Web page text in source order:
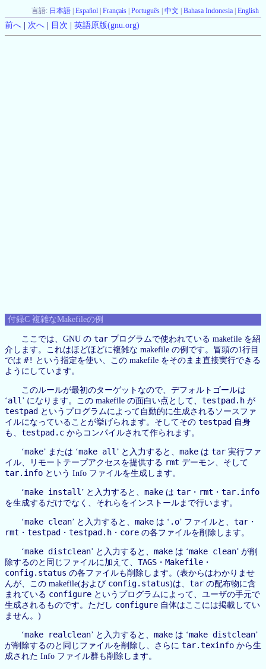
言語: 日本語 Español Français Português 中文 Bahasa Indonesia English
前へ 次へ 目次 英語原版(gnu.org)
付録C 複雑なMakefileの例
ここでは、GNU の tar プログラムで使われている makefile を紹
介します。これはほどほどに複雑な makefile の例です。冒頭の1行目
では #! という指定を使い、この makefile をそのまま直接実行できる
ようにしています。
このルールが最初のターゲットなので、デフォルトゴールは
‘all ’ になります。この makefile の面白い点として、 testpad.h が
testpad というプログラムによって自動的に生成されるソースファ
イルになっていることが挙げられます。そしてその testpad 自身
も、 testpad.c からコンパイルされて作られます。
‘make’ または ‘make all ’ と入力すると、 make は tar 実行ファ
イル、リモートテープアクセスを提供する rmt デーモン、そして
tar.info という Info ファイルを生成します。
‘make install ’ と入力すると、 make は tar ・ rmt ・ tar.info
を生成するだけでなく、それらをインストールまで行います。
‘make clean’ と入力すると、 make は ‘ .o’ ファイルと、 tar ・
rmt ・ testpad ・ testpad.h ・ core の各ファイルを削除します。
‘make distclean’ と入力すると、 make は ‘make clean’ が削
除するのと同じファイルに加えて、 TAGS ・ Makefile ・
config.status の各ファイルも削除します。(表からはわかりませ
んが、この makefile(および config.status)は、 tar の配布物に含
まれている configure というプログラムによって、ユーザの手元で
生成されるものです。ただし configure 自体はここには掲載してい
ません。)
‘make realclean’ と入力すると、 make は ‘make distclean’
が削除するのと同じファイルを削除し、さらに tar.texinfo から生
成された Info ファイル群も削除します。